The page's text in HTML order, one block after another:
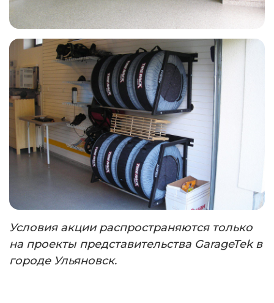
Условия акции распространяются только
на проекты представительства GarageTekв
городе Ульяновск.